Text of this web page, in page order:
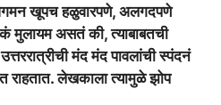
खूपच हळुवारपणे, अलगदपणे
मुलायम असतं की, त्याबाबतची
मंद मंद पावलांची स्पंदनं
राहतात. लेखकाला त्यामुळे झोप